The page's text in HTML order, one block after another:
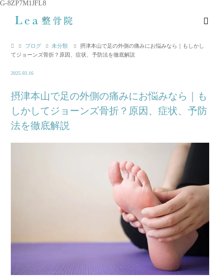
G-8ZP7M1JFL8
ブログ 未分類
摂津本山で足の外側の痛みにお悩みなら｜もしかし
てジョーンズ骨折？原因、症状、予防法を徹底解説
2025.03.16
摂津本山で足の外側の痛みにお悩みなら｜も
しかしてジョーンズ骨折？原因、症状、予防
法を徹底解説